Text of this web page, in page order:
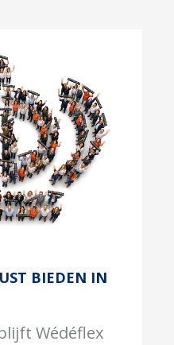
BIEDEN IN
Wédéflex